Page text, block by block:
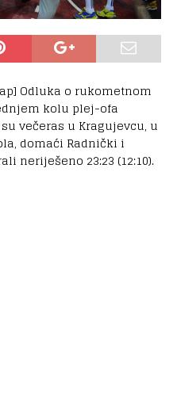
Odluka o rukometnom
kolu plej-ofa
večeras u Kragujevcu, u
domaći Radnički i
neriješeno 23:23 (12:10).